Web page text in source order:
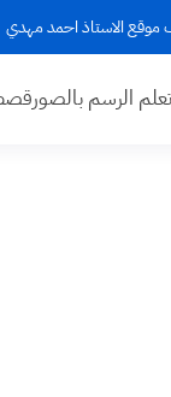
موقع الاستاذ احمد مهدي
تعلم الرسم بالصور